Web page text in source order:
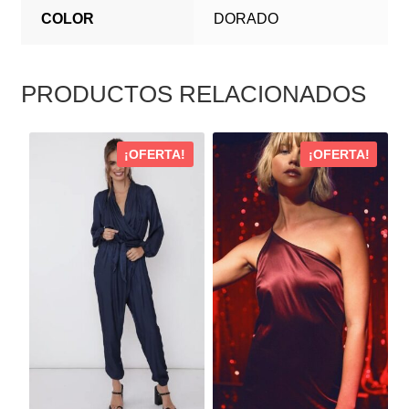
COLOR DORADO
PRODUCTOS RELACIONADOS
¡OFERTA!
PRODUCTO
MÚLTIPLES
VARIANTES.
OPCIONES
EN
¡OFERTA!
ESTE
PRODUCTO
TIENE
MÚLTIPLES
VARIANTES.
LAS
OPCIONES
SE
PUEDEN
ELEGIR
EN
LA